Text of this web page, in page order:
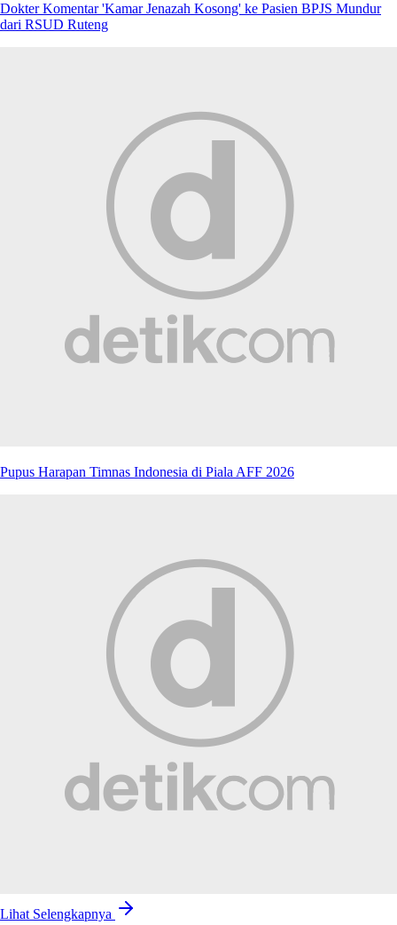
Dokter Komentar 'Kamar Jenazah Kosong' ke Pasien BPJS Mundur
dari RSUD Ruteng
Pupus Harapan Timnas Indonesia di Piala AFF 2026
Lihat Selengkapnya